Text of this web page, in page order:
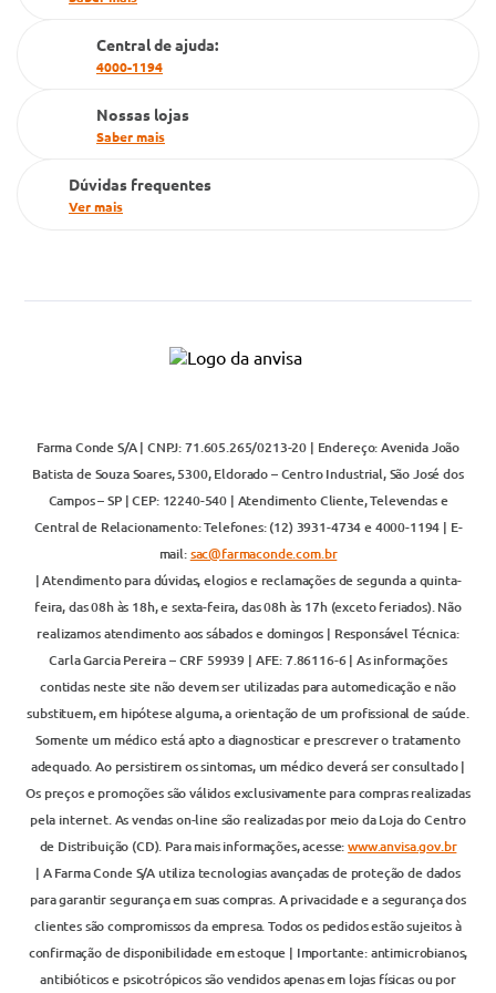
Televendas
Central de ajuda:
4000-1194
Nossas lojas
Saber mais
Dúvidas frequentes
Ver mais
Farma Conde S/A | CNPJ: 71.605.265/0213-20 | Endereço: Avenida João
Batista de Souza Soares, 5300, Eldorado – Centro Industrial, São José dos
Campos – SP | CEP: 12240-540 | Atendimento Cliente, Televendas e
Central de Relacionamento: Telefones: (12) 3931-4734 e 4000-1194 | E-
mail:sac@farmaconde.com.br
| Atendimento para dúvidas, elogios e reclamações de segunda a quinta-
feira, das 08h às 18h, e sexta-feira, das 08h às 17h (exceto feriados). Não
realizamos atendimento aos sábados e domingos | Responsável Técnica:
Carla Garcia Pereira – CRF 59939 | AFE: 7.86116-6 | As informações
contidas neste site não devem ser utilizadas para automedicação e não
substituem, em hipótese alguma, a orientação de um profissional de saúde.
Somente um médico está apto a diagnosticar e prescrever o tratamento
adequado. Ao persistirem os sintomas, um médico deverá ser consultado |
Os preços e promoções são válidos exclusivamente para compras realizadas
pela internet. As vendas on-line são realizadas por meio da Loja do Centro
de Distribuição (CD). Para mais informações, acesse:www.anvisa.gov.br
| A Farma Conde S/A utiliza tecnologias avançadas de proteção de dados
para garantir segurança em suas compras. A privacidade e a segurança dos
clientes são compromissos da empresa. Todos os pedidos estão sujeitos à
confirmação de disponibilidade em estoque | Importante: antimicrobianos,
antibióticos e psicotrópicos são vendidos apenas em lojas físicas ou por